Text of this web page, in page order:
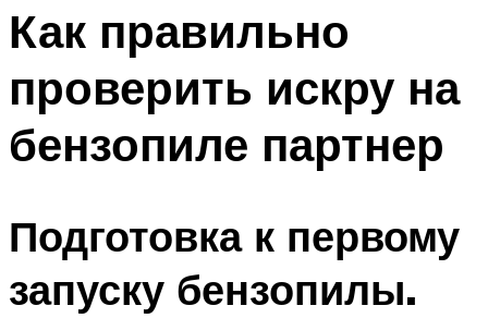
Как правильно
проверить искру на
бензопиле партнер
Подготовка к первому
запуску бензопилы.